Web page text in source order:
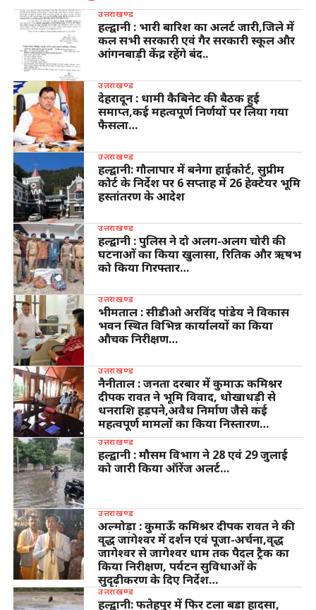
उत्तराखण्ड
हल्द्वानी : भारी बारिश का अलर्ट जारी,जिले में
कल सभी सरकारी एवं गैर सरकारी स्कूल और
आंगनबाड़ी केंद्र रहेंगे बंद..
उत्तराखण्ड
देहरादून : धामी कैबिनेट की बैठक हुई
समाप्त,कई महत्वपूर्ण निर्णयों पर लिया गया
फैसला…
उत्तराखण्ड
हल्द्वानी: गौलापार में बनेगा हाईकोर्ट, सुप्रीम
कोर्ट के निर्देश पर 6 सप्ताह में 26 हेक्टेयर भूमि
हस्तांतरण के आदेश
उत्तराखण्ड
हल्द्वानी : पुलिस ने दो अलग-अलग चोरी की
घटनाओं का किया खुलासा, रितिक और ऋषभ
को किया गिरफ्तार…
उत्तराखण्ड
भीमताल : सीडीओ अरविंद पांडेय ने विकास
भवन स्थित विभिन्न कार्यालयों का किया
औचक निरीक्षण…
उत्तराखण्ड
नैनीताल : जनता दरबार में कुमाऊ कमिश्नर
दीपक रावत ने भूमि विवाद, धोखाधड़ी से
धनराशि हड़पने,अवैध निर्माण जैसे कई
महत्वपूर्ण मामलों का किया निस्तारण…
उत्तराखण्ड
हल्द्वानी : मौसम विभाग ने 28 एवं 29 जुलाई
को जारी किया ऑरेंज अलर्ट…
उत्तराखण्ड
अल्मोड़ा : कुमाऊँ कमिश्नर दीपक रावत ने की
वृद्ध जागेश्वर में दर्शन एवं पूजा-अर्चना,वृद्ध
जागेश्वर से जागेश्वर धाम तक पैदल ट्रैक का
किया निरीक्षण, पर्यटन सुविधाओं के
सुदृढ़ीकरण के दिए निर्देश…
उत्तराखण्ड
हल्द्वानी: फतेहपुर में फिर टला बड़ा हादसा,